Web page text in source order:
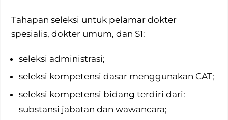
Tahapan seleksi untuk pelamar dokter
spesialis, dokter umum, dan S1:
seleksi administrasi;
seleksi kompetensi dasar menggunakan CAT;
seleksi kompetensi bidang terdiri dari:
substansi jabatan dan wawancara;